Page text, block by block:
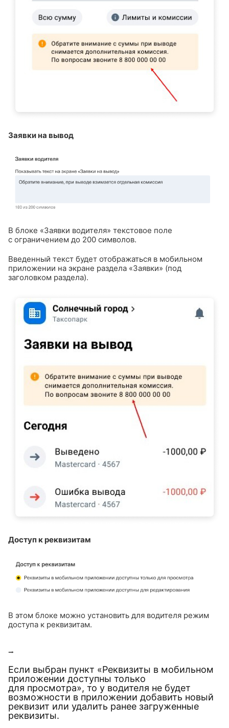
Заявки на вывод
В блоке «Заявки водителя» текстовое поле
с ограничением до 200 символов.
Введенный текст будет отображаться в мобильном
приложении на экране раздела «Заявки» (под
заголовком раздела).
Доступ к реквизитам
В этом блоке можно установить для водителя режим
доступа к реквизитам.
⭢
Если выбран пункт «Реквизиты в мобильном
приложении доступны только
для просмотра», то у водителя не будет
возможности в приложении добавить новый
реквизит или удалить ранее загруженные
реквизиты.